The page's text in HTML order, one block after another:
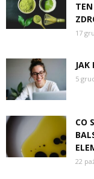
17
JAK
5
CO
22